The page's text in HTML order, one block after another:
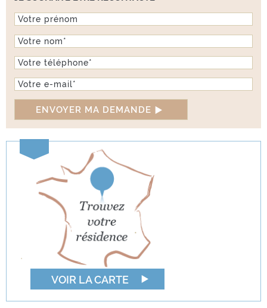
Prénom
Nom*
Téléphone*
E-mail *
VOIR LA CARTE